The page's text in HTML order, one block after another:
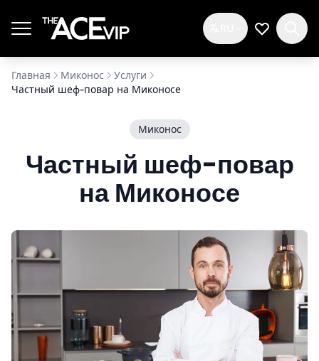
Мой
Главная Миконос
Услуги
Частный шеф-повар на Миконосе
Миконос
Частный шеф-повар
на Миконосе